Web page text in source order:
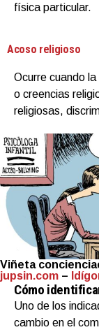
física particular.
Acoso religioso
Ocurre cuando
o creencias
religiosas,
Viñeta
jupsin.com –
Cómo
Uno de los
cambio en el